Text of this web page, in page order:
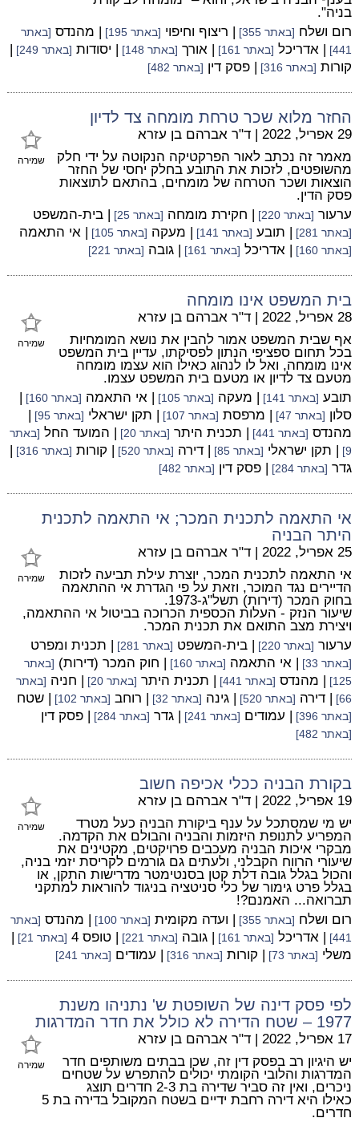
בניה".
רום ושלח [באתר 355] | ריצוף וחיפוי [באתר 195] | מהנדס [באתר
441]
| אדריכל [באתר 161] | אורך [באתר 148] | יסודות [באתר 249]
|
קורות [באתר 316] | פסק דין [באתר 482]
החזר מלוא שכר טרחת מומחה צד לדיון
שמירה
29 אפריל, 2022 | ד"ר אברהם בן עזרא
מאמר זה נכתב לאור הפרקטיקה הנקוטה על ידי חלק
מהשופטים, לזכות את התובע בחלק יחסי של החזר
הוצאות ושכר הטרחה של מומחים, בהתאם לתוצאות
פסק הדין.
ערעור [באתר 220] | חקירת מומחה [באתר 25] | בית-המשפט
[באתר 281] | תובע [באתר 141] | מעקה [באתר 105] | אי התאמה
[באתר 160] | אדריכל [באתר 161] | גובה [באתר 221]
בית המשפט אינו מומחה
שמירה
28 אפריל, 2022 | ד"ר אברהם בן עזרא
אף שבית המשפט אמור להבין את נושא המומחיות
בכל תחום ספציפי הנתון לפסיקתו, עדיין בית המשפט
אינו מומחה, ואל לו לנהוג כאילו הוא עצמו מומחה
מטעם צד לדיון או מטעם בית המשפט עצמו.
תובע [באתר 141] | מעקה [באתר 105] | אי התאמה [באתר 160]
|
סלון [באתר 47] | מרפסת [באתר 107] | תקן ישראלי [באתר 95]
|
מהנדס [באתר 441] | תכנית היתר [באתר 20] | המועד החל [באתר
9]
| תקן ישראלי [באתר 85] | דירה [באתר 520] | קורות [באתר 316]
|
גדר [באתר 284] | פסק דין [באתר 482]
אי התאמה לתכנית המכר; אי התאמה לתכנית
היתר הבניה
שמירה
25 אפריל, 2022 | ד"ר אברהם בן עזרא
אי התאמה לתכנית המכר, יוצרת עילת תביעה לזכות
הדיירים נגד המוכר, וזאת על פי הגדרת אי ההתאמה
בחוק המכר (דירות) תשל"ג-1973.
שיעור הנזק - העלות הכספית הכרוכה בביטול אי ההתאמה,
ויצירת מצב התואם את תכנית המכר.
ערעור [באתר 220] | בית-המשפט [באתר 281] | תכנית ומפרט
[באתר 33] | אי התאמה [באתר 160] | חוק המכר (דירות) [באתר
125]
| מהנדס [באתר 441] | תכנית היתר [באתר 20] | חניה [באתר
66]
| דירה [באתר 520] | גינה [באתר 32] | רוחב [באתר 102] | שטח
[באתר 396] | עמודים [באתר 241] | גדר [באתר 284] | פסק דין
[באתר 482]
בקורת הבניה ככלי אכיפה חשוב
שמירה
19 אפריל, 2022 | ד"ר אברהם בן עזרא
יש מי שמסתכל על ענף ביקורת הבניה כעל מטרד
המפריע לתנופת היזמות והבניה והבולם את הקדמה.
מבקרי איכות הבניה מעכבים פרויקטים, מקטינים את
שיעורי הרווח הקבלני, ולעתים גם גורמים לקריסת יזמי בניה,
והכול בגלל גובה דלת קטן בסנטימטר מדרישות התקן, או
בגלל פרט גימור של כלי סניטציה בניגוד להוראות למתקני
תברואה... האמנם?!
רום ושלח [באתר 355] | ועדה מקומית [באתר 100] | מהנדס [באתר
441]
| אדריכל [באתר 161] | גובה [באתר 221] | טופס 4 [באתר 21]
|
משלי [באתר 73] | קורות [באתר 316] | עמודים [באתר 241]
לפי פסק דינה של השופטת ש' נתניהו משנת
1977 – שטח הדירה לא כולל את חדר המדרגות
שמירה
17 אפריל, 2022 | ד"ר אברהם בן עזרא
יש היגיון רב בפסק דין זה, שכן בבתים משותפים חדר
המדרגות והלובי הקומתי יכולים להתפרש על שטחים
ניכרים, ואין זה סביר שדירה בת 2-3 חדרים תוצג
כאילו היא דירה רחבת ידיים בשטח המקובל בדירה בת 5
חדרים.